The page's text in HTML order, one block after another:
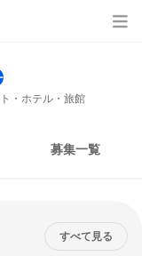
・ホテル・旅館
募集一覧
すべて見る